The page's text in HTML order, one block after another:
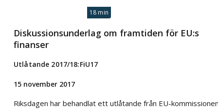
18 min
Diskussionsunderlag om framtiden för EU:s
finanser
Utlåtande 2017/18:FiU17
15 november 2017
Riksdagen har behandlat ett utlåtande från EU-